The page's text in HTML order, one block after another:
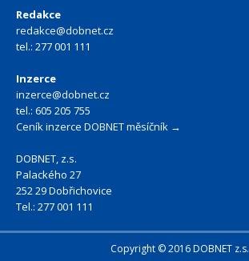
Redakce
redakce@dobnet.cz
tel.: 277 001 111
Inzerce
inzerce@dobnet.cz
tel.: 605 205 755
Ceník inzerce DOBNET měsíčník →
DOBNET, z.s.
Palackého 27
252 29 Dobřichovice
Tel.: 277 001 111
Copyright © 2016 DOBNET z.s.